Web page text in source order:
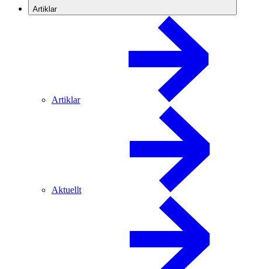
Artiklar
Artiklar
Aktuellt